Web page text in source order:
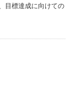
目標達成に向けての